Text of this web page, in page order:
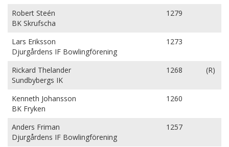
Robert Steén
BK Skrufscha
1279
Lars Eriksson
Djurgårdens IF Bowlingförening
1273
Rickard Thelander
Sundbybergs IK
1268 (R)
Kenneth Johansson
BK Fryken
1260
Anders Friman
Djurgårdens IF Bowlingförening
1257